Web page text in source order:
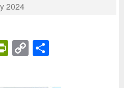
2024
PrintFriendly
Copy
Link